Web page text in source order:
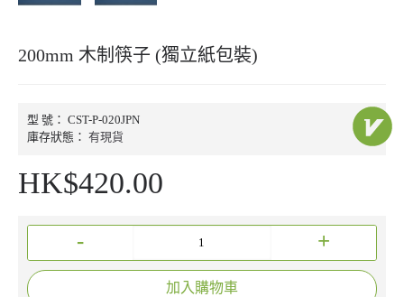
200mm 木制筷子 (獨立紙包裝)
型 號： CST-P-020JPN
庫存狀態： 有現貨
HK$420.00
- +
加入購物車